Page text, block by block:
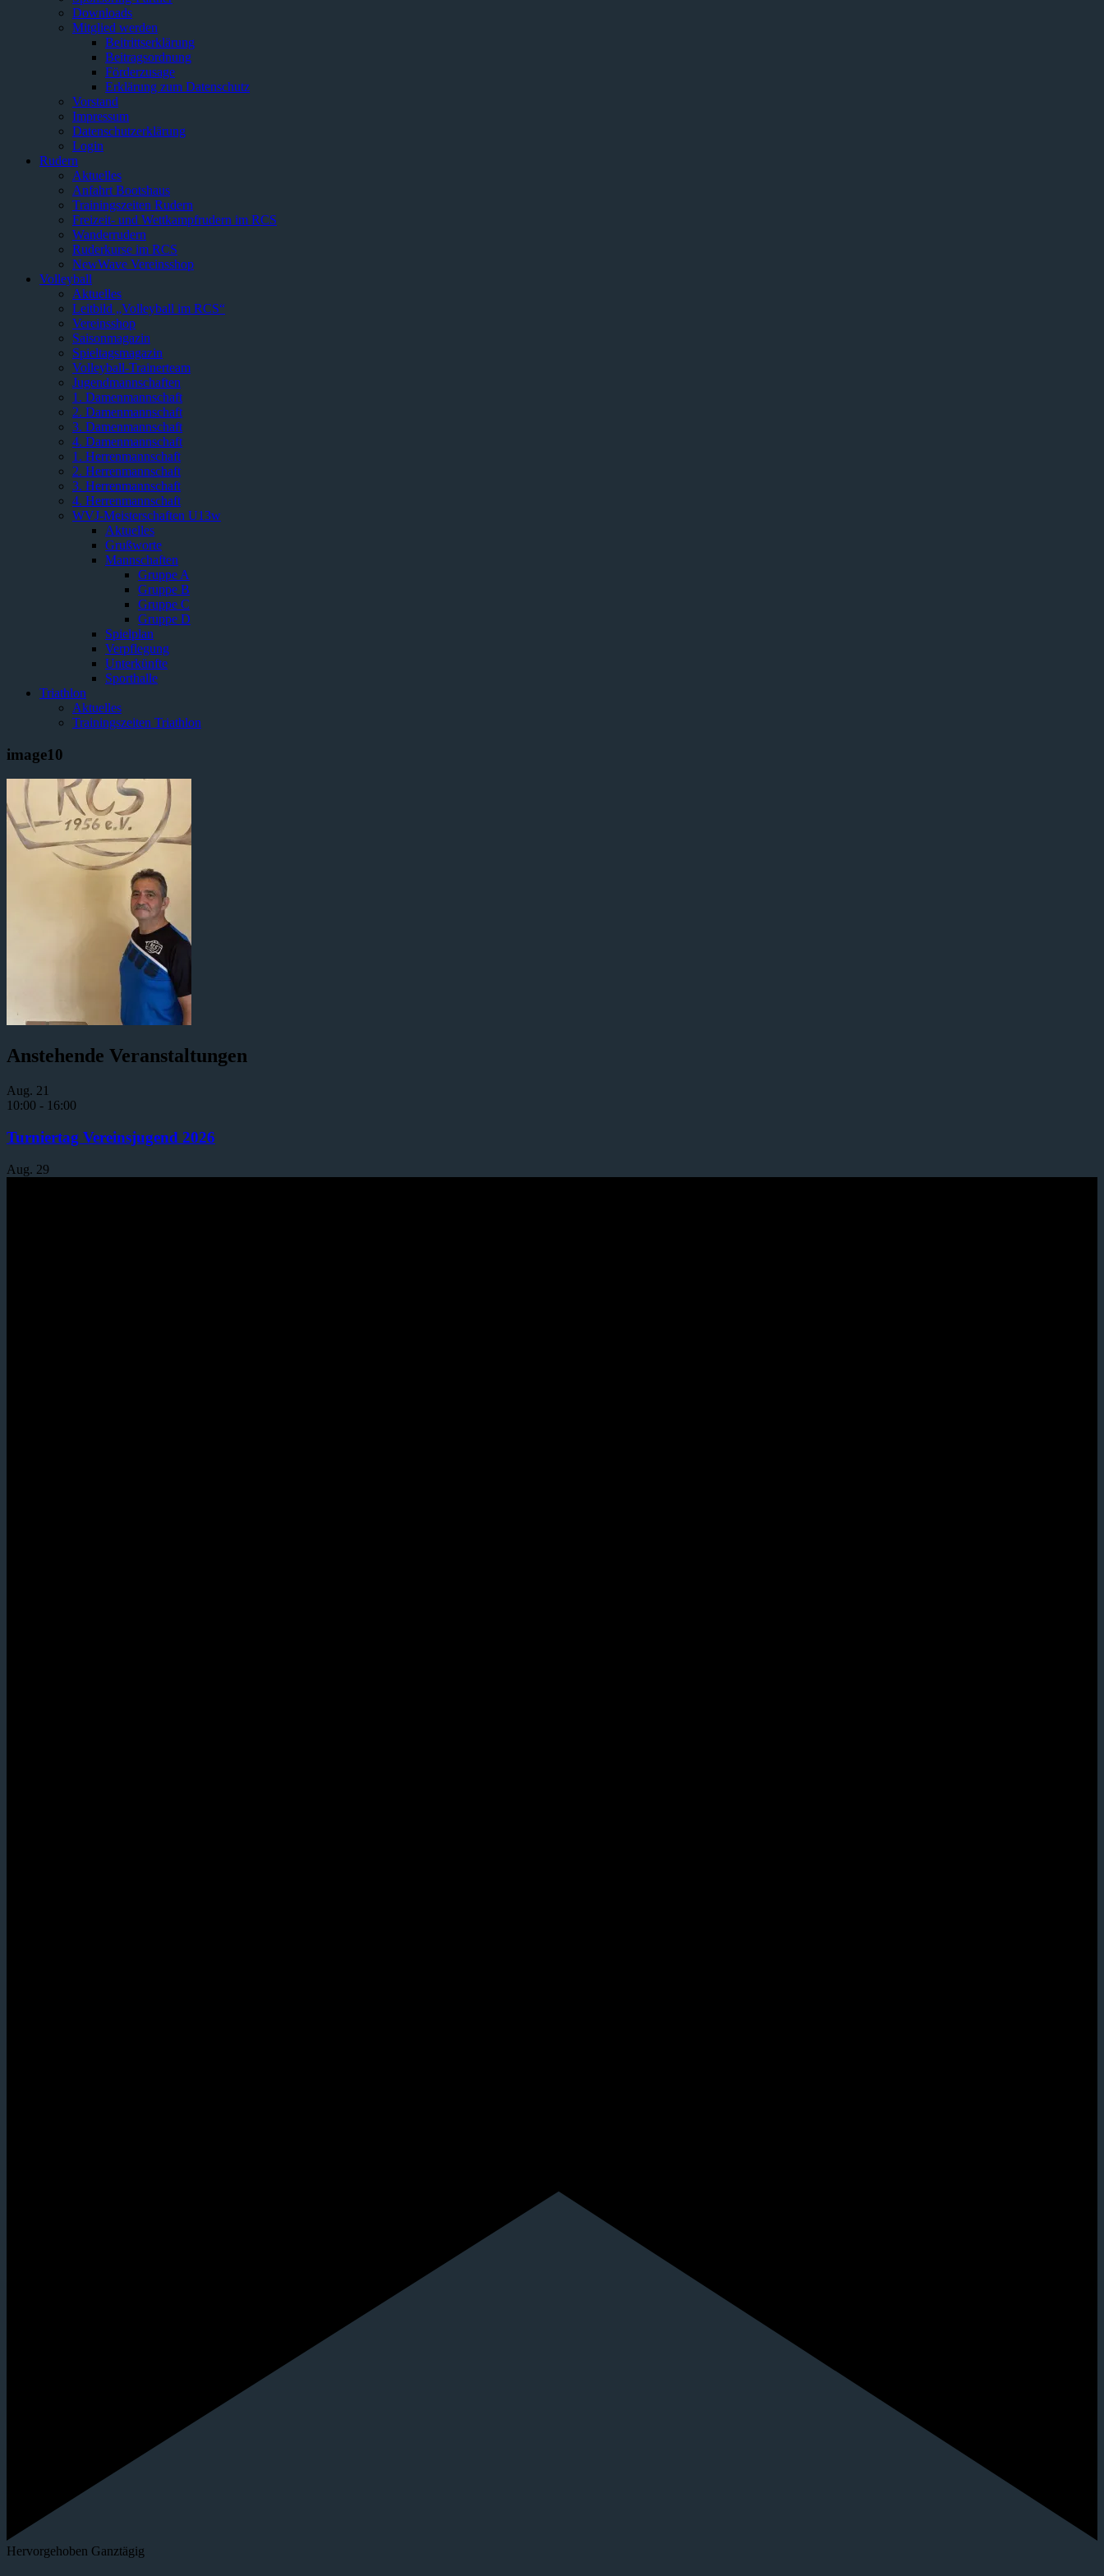
Downloads
Mitglied werden
Beitrittserklärung
Beitragsordnung
Förderzusage
Erklärung zum Datenschutz
Vorstand
Impressum
Datenschutzerklärung
Login
Rudern
Aktuelles
Anfahrt Bootshaus
Trainingszeiten Rudern
Freizeit- und Wettkampfrudern im RCS
Wanderrudern
Ruderkurse im RCS
NewWave Vereinsshop
Volleyball
Aktuelles
Leitbild „Volleyball im RCS“
Vereinsshop
Saisonmagazin
Spieltagsmagazin
Volleyball-Trainerteam
Jugendmannschaften
1. Damenmannschaft
2. Damenmannschaft
3. Damenmannschaft
4. Damenmannschaft
1. Herrenmannschaft
2. Herrenmannschaft
3. Herrenmannschaft
4. Herrenmannschaft
WVJ-Meisterschaften U13w
Aktuelles
Grußworte
Mannschaften
Gruppe A
Gruppe B
Gruppe C
Gruppe D
Spielplan
Verpflegung
Unterkünfte
Sporthalle
Triathlon
Aktuelles
Trainingszeiten Triathlon
image10
Anstehende Veranstaltungen
Aug. 21
10:00 - 16:00
Turniertag Vereinsjugend 2026
Aug. 29
Hervorgehoben Ganztägig